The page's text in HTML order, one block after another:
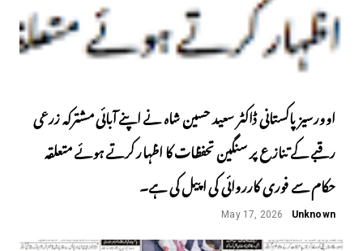
اوورسیز پاکستانی ڈاکٹر سعید حسین شاہ نے اپنے آبائی مشترکہ زرعی
رقبے کے تنازع پر سنگین تحفظات کا اظہار کرتے ہوئے متعلقہ
حکام سے فوری کارروائی کی اپیل کی ہے۔
Unknown
May 17, 2026